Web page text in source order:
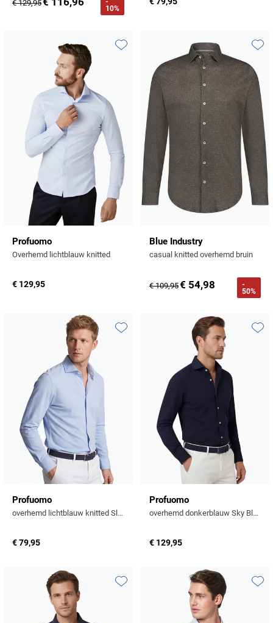
€ 129,95
10%
Profuomo
Overhemd lichtblauw knitted
€ 129,95
Toevoegen aan favorieten
Blue Industry
casual knitted overhemd bruin
€ 109,95€ 54,98
-
50%
Profuomo
overhemd lichtblauw knitted Slim Fit
€ 79,95
Toevoegen aan favorieten
Profuomo
overhemd donkerblauw Sky Blue Slim Fit
€ 129,95
Toevoegen aan favorieten